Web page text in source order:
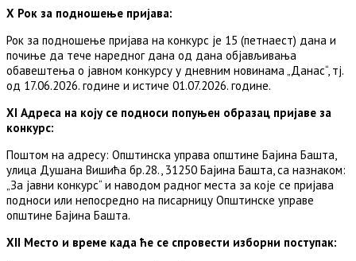
X Рок за подношење пријава:
Рок за подношење пријава на конкурс је 15 (петнаест) дана и
почиње да тече наредног дана од дана објављивања
обавештења о јавном конкурсу у дневним новинама „Данас“, тј.
од 17.06.2026. године и истиче 01.07.2026. године.
XI Адреса на коју се подноси попуњен образац пријаве за
конкурс:
Поштом на адресу: Општинска управа општине Бајина Башта,
улица Душана Вишића бр.28., 31250 Бајина Башта, са назнаком:
„За јавни конкурс“ и наводом радног места за које се пријава
подноси или непосредно на писарницу Општинске управе
општине Бајина Башта.
XII Место и време када ће се спровести изборни поступак: